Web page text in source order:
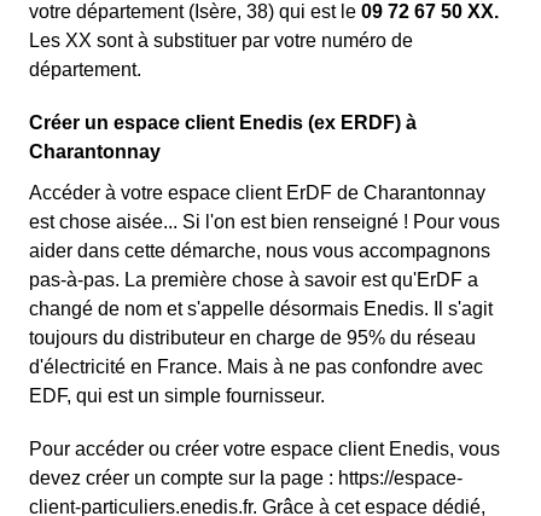
votre département (Isère, 38) qui est le 09 72 67 50 XX.
Les XX sont à substituer par votre numéro de
département.
Créer un espace client Enedis (ex ERDF) à
Charantonnay
Accéder à votre espace client ErDF de Charantonnay
est chose aisée... Si l'on est bien renseigné ! Pour vous
aider dans cette démarche, nous vous accompagnons
pas-à-pas. La première chose à savoir est qu'ErDF a
changé de nom et s'appelle désormais Enedis. Il s'agit
toujours du distributeur en charge de 95% du réseau
d'électricité en France. Mais à ne pas confondre avec
EDF, qui est un simple fournisseur.
Pour accéder ou créer votre espace client Enedis, vous
devez créer un compte sur la page : https://espace-
client-particuliers.enedis.fr. Grâce à cet espace dédié,